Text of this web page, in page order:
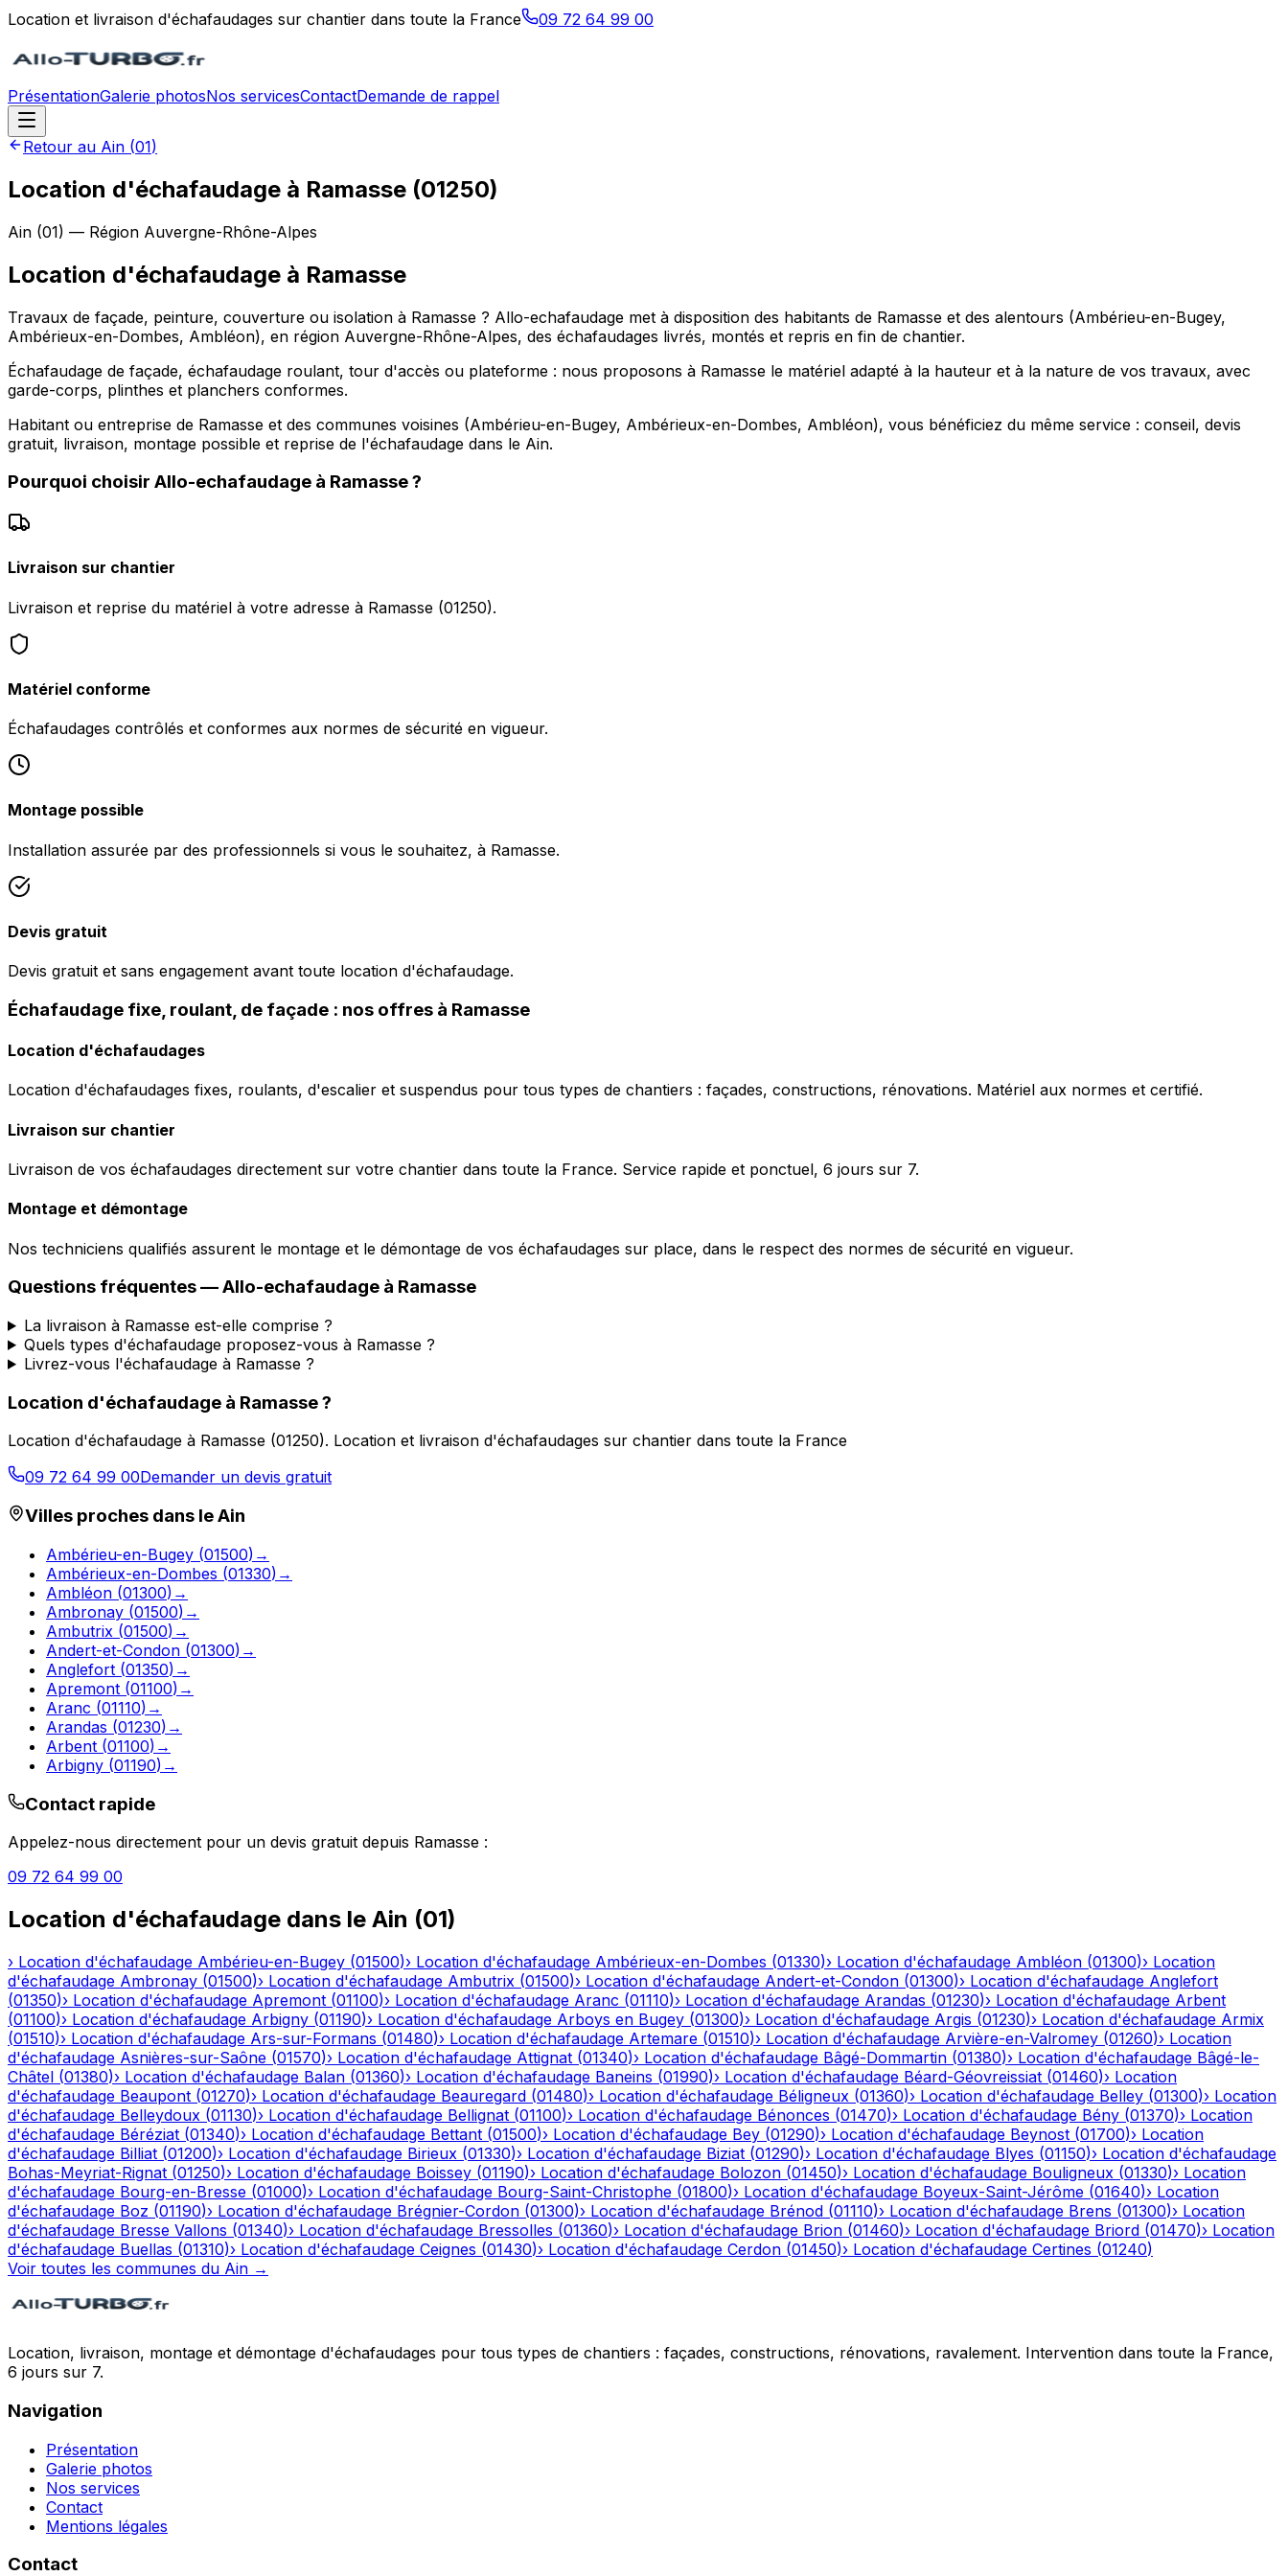
Location et livraison d'échafaudages sur chantier dans toute la France 09 72 64 99 00
PrésentationGalerie photosNos servicesContactDemande de rappel
Retour au Ain (01)
Location d'échafaudage à Ramasse (01250)
Ain (01) — Région Auvergne-Rhône-Alpes
Location d'échafaudage à Ramasse
Travaux de façade, peinture, couverture ou isolation à Ramasse ? Allo-echafaudage met à disposition des habitants de Ramasse et des alentours (Ambérieu-en-Bugey,
Ambérieux-en-Dombes, Ambléon), en région Auvergne-Rhône-Alpes, des échafaudages livrés, montés et repris en fin de chantier.
Échafaudage de façade, échafaudage roulant, tour d'accès ou plateforme : nous proposons à Ramasse le matériel adapté à la hauteur et à la nature de vos travaux, avec
garde-corps, plinthes et planchers conformes.
Habitant ou entreprise de Ramasse et des communes voisines (Ambérieu-en-Bugey, Ambérieux-en-Dombes, Ambléon), vous bénéficiez du même service : conseil, devis
gratuit, livraison, montage possible et reprise de l'échafaudage dans le Ain.
Pourquoi choisir Allo-echafaudage à Ramasse?
Livraison sur chantier
Livraison et reprise du matériel à votre adresse à Ramasse (01250).
Matériel conforme
Échafaudages contrôlés et conformes aux normes de sécurité en vigueur.
Montage possible
Installation assurée par des professionnels si vous le souhaitez, à Ramasse.
Devis gratuit
Devis gratuit et sans engagement avant toute location d'échafaudage.
Échafaudage fixe, roulant, de façade : nos offres à Ramasse
Location d'échafaudages
Location d'échafaudages fixes, roulants, d'escalier et suspendus pour tous types de chantiers : façades, constructions, rénovations. Matériel aux normes et certifié.
Livraison sur chantier
Livraison de vos échafaudages directement sur votre chantier dans toute la France. Service rapide et ponctuel, 6 jours sur 7.
Montage et démontage
Nos techniciens qualifiés assurent le montage et le démontage de vos échafaudages sur place, dans le respect des normes de sécurité en vigueur.
Questions fréquentes —Allo-echafaudage à Ramasse
La livraison à Ramasse est-elle comprise ?
Quels types d'échafaudage proposez-vous à Ramasse ?
Livrez-vous l'échafaudage à Ramasse ?
Location d'échafaudage à Ramasse?
Location d'échafaudage à Ramasse (01250). Location et livraison d'échafaudages sur chantier dans toute la France
09 72 64 99 00Demander un devis gratuit
Villes proches dans leAin
Ambérieu-en-Bugey (01500) →
Ambérieux-en-Dombes (01330) →
Ambléon (01300) →
Ambronay (01500) →
Ambutrix (01500) →
Andert-et-Condon (01300) →
Anglefort (01350) →
Apremont (01100) →
Aranc (01110) →
Arandas (01230) →
Arbent (01100) →
Arbigny (01190) →
Contact rapide
Appelez-nous directement pour un devis gratuit depuis Ramasse :
09 72 64 99 00
Location d'échafaudage dans le Ain (01)
› Location d'échafaudage Ambérieu-en-Bugey (01500)› Location d'échafaudage Ambérieux-en-Dombes (01330)› Location d'échafaudage Ambléon (01300)› Location
d'échafaudage Ambronay (01500)› Location d'échafaudage Ambutrix (01500)› Location d'échafaudage Andert-et-Condon (01300)› Location d'échafaudage Anglefort
(01350)› Location d'échafaudage Apremont (01100)› Location d'échafaudage Aranc (01110)› Location d'échafaudage Arandas (01230)› Location d'échafaudage Arbent
(01100)› Location d'échafaudage Arbigny (01190)› Location d'échafaudage Arboys en Bugey (01300)› Location d'échafaudage Argis (01230)› Location d'échafaudage Armix
(01510)› Location d'échafaudage Ars-sur-Formans (01480)› Location d'échafaudage Artemare (01510)› Location d'échafaudage Arvière-en-Valromey (01260)› Location
d'échafaudage Asnières-sur-Saône (01570)› Location d'échafaudage Attignat (01340)› Location d'échafaudage Bâgé-Dommartin (01380)› Location d'échafaudage Bâgé-le-
Châtel (01380)› Location d'échafaudage Balan (01360)› Location d'échafaudage Baneins (01990)› Location d'échafaudage Béard-Géovreissiat (01460)› Location
d'échafaudage Beaupont (01270)› Location d'échafaudage Beauregard (01480)› Location d'échafaudage Béligneux (01360)› Location d'échafaudage Belley (01300)› Location
d'échafaudage Belleydoux (01130)› Location d'échafaudage Bellignat (01100)› Location d'échafaudage Bénonces (01470)› Location d'échafaudage Bény (01370)› Location
d'échafaudage Béréziat (01340)› Location d'échafaudage Bettant (01500)› Location d'échafaudage Bey (01290)› Location d'échafaudage Beynost (01700)› Location
d'échafaudage Billiat (01200)› Location d'échafaudage Birieux (01330)› Location d'échafaudage Biziat (01290)› Location d'échafaudage Blyes (01150)› Location d'échafaudage
Bohas-Meyriat-Rignat (01250)› Location d'échafaudage Boissey (01190)› Location d'échafaudage Bolozon (01450)› Location d'échafaudage Bouligneux (01330)› Location
d'échafaudage Bourg-en-Bresse (01000)› Location d'échafaudage Bourg-Saint-Christophe (01800)› Location d'échafaudage Boyeux-Saint-Jérôme (01640)› Location
d'échafaudage Boz (01190)› Location d'échafaudage Brégnier-Cordon (01300)› Location d'échafaudage Brénod (01110)› Location d'échafaudage Brens (01300)› Location
d'échafaudage Bresse Vallons (01340)› Location d'échafaudage Bressolles (01360)› Location d'échafaudage Brion (01460)› Location d'échafaudage Briord (01470)› Location
d'échafaudage Buellas (01310)› Location d'échafaudage Ceignes (01430)› Location d'échafaudage Cerdon (01450)› Location d'échafaudage Certines (01240)
Voir toutes les communes du Ain →
Location, livraison, montage et démontage d'échafaudages pour tous types de chantiers : façades, constructions, rénovations, ravalement. Intervention dans toute la France,
6 jours sur 7.
Navigation
Présentation
Galerie photos
Nos services
Contact
Mentions légales
Contact